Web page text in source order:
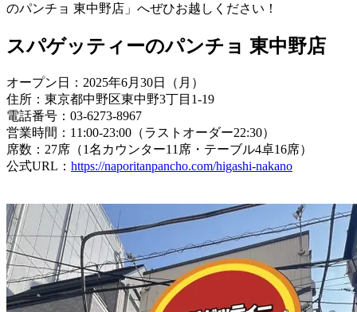
のパンチョ 東中野店」へぜひお越しください！
スパゲッティーのパンチョ 東中野店
オープン日：2025年6月30日（月）
住所：東京都中野区東中野3丁目1-19
電話番号：03-6273-8967
営業時間：11:00-23:00（ラストオーダー22:30）
席数：27席（1名カウンター11席・テーブル4卓16席）
公式URL： https://naporitanpancho.com/higashi-nakano